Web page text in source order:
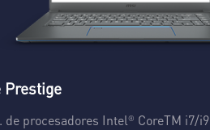
Prestige
de procesadores Intel® CoreTM i7/i9